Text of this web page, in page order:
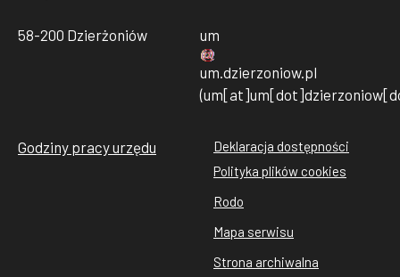
58-200 Dzierżoniów um
um dzierzoniow. pl
Godziny pracy urzędu
Stopka
rodo
cookies
Deklaracja dostępności
Polityka plików cookies
Rodo
Mapa serwisu
Strona archiwalna